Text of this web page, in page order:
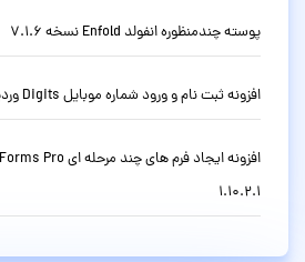
پوسته چندمنظوره انفولد Enfold نسخه 7.1.6
افزونه ثبت نام و ورود شماره موبایل Digits وردپرس نسخه 9.2
1.10.2.1